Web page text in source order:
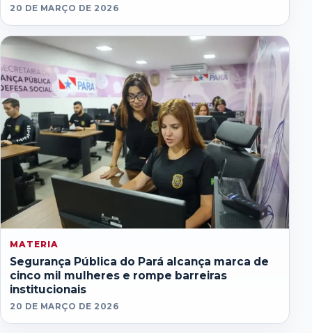
20 DE MARÇO DE 2026
MATERIA
Segurança Pública do Pará alcança marca de
cinco mil mulheres e rompe barreiras
institucionais
20 DE MARÇO DE 2026